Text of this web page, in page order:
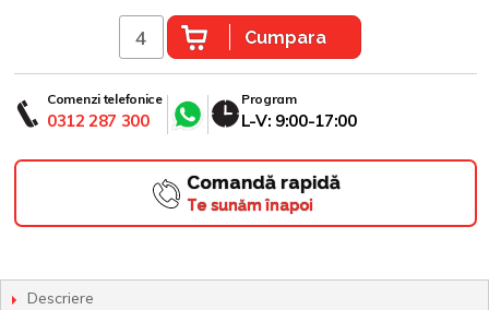
Cumpara
Comenzi telefonice
0312 287 300
Program
L-V: 9:00-17:00
Comandă rapidă
Te sunăm înapoi
Descriere